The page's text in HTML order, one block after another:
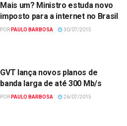
Mais um? Ministro estuda novo
imposto para a internet no Brasil
POR PAULO BARBOSA 30/07/2015
GVT lança novos planos de
banda larga de até 300 Mb/s
POR PAULO BARBOSA 26/07/2015